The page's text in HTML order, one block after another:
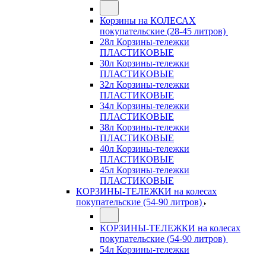
Корзины на КОЛЕСАХ
покупательские (28-45 литров)
28л Корзины-тележки
ПЛАСТИКОВЫЕ
30л Корзины-тележки
ПЛАСТИКОВЫЕ
32л Корзины-тележки
ПЛАСТИКОВЫЕ
34л Корзины-тележки
ПЛАСТИКОВЫЕ
38л Корзины-тележки
ПЛАСТИКОВЫЕ
40л Корзины-тележки
ПЛАСТИКОВЫЕ
45л Корзины-тележки
ПЛАСТИКОВЫЕ
КОРЗИНЫ-ТЕЛЕЖКИ на колесах
покупательские (54-90 литров)
КОРЗИНЫ-ТЕЛЕЖКИ на колесах
покупательские (54-90 литров)
54л Корзины-тележки